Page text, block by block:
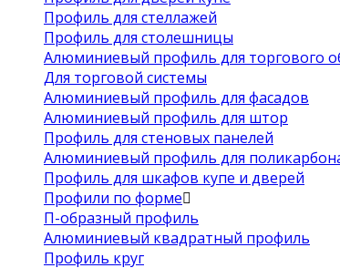
Профиль для стеллажей
Профиль для столешницы
Алюминиевый профиль для торгового
Для торговой системы
Алюминиевый профиль для фасадов
Алюминиевый профиль для штор
Профиль для стеновых панелей
Алюминиевый профиль для
Профиль для шкафов купе и дверей
Профили по форме
П-образный профиль
Алюминиевый квадратный профиль
Профиль круг